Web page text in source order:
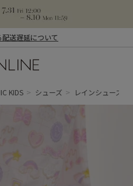
送遅延について
KIDS シューズ レインシューズ